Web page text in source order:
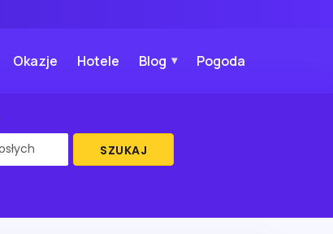
Okazje Hotele Blog Pogoda
SZUKAJ